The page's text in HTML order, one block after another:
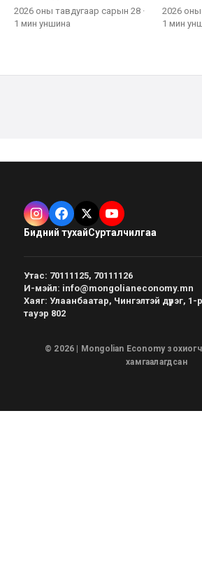
2026 оны тавдугаар сарын 28 ·
1 мин уншина
2026 оны
1 мин
Бидний тухайСурталчилгаа
Утас: 70111125, 70111126
И-мэйл: info@mongolianeconomy.mn
Хаяг: Улаанбаатар, Чингэлтэй дүүрэг,
тауэр 802
© 2026 | Mongolian Economy
хамгаалагдсан